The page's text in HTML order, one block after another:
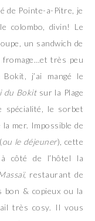
de Pointe-a-Pitre, je
colombo, divin! Le
un sandwich de
fromage…et très peu
j’ai mangé le
du Bokitsur la Plage
spécialité, le sorbet
mer. Impossible de
ou le déjeuner), cette
côté de l’hôtel la
, restaurant de
bon & copieux ou la
très cosy. Il vous